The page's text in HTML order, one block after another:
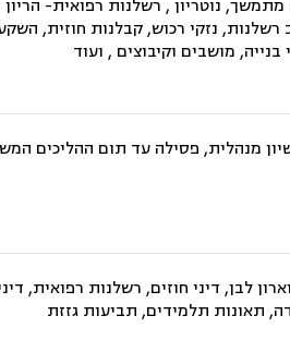
נוטריון , רשלנות רפואית-
נזקי רכוש, קבלנות חוזית,
בנייה, מושבים וקיבוצים , ועוד
מנהלית, פסילה עד תום ההליכים
לבן, דיני חוזים, רשלנות רפואית,
תאונות תלמידים, תביעות גזזת